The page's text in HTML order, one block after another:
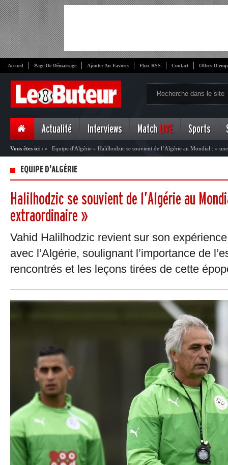
Accueil Page De Démarrage Ajouter Au Favoris Flux RSS Contact Offres
Actualité Interviews Match LIVE Sports
Vous êtes ici : » Equipe d'Algérie » Halilhodzic se souvient de l’Algérie au Mondial : «
EQUIPE D'ALGÉRIE
Halilhodzic se souvient de l’Algérie au
extraordinaire »
Vahid Halilhodzic revient sur son
avec l’Algérie, soulignant l’importance de
rencontrés et les leçons tirées de cette